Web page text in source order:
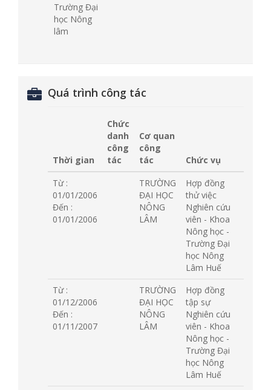
Trường Đại
học Nông
lâm
Quá trình công tác
Thời gian
Chức
danh
công
tác
Cơ quan
công
tác
Chức vụ
Từ :
01/01/2006
Đến :
01/01/2006
TRƯỜNG
ĐẠI HỌC
NÔNG
LÂM
Hợp đồng
thử việc
Nghiên cứu
viên - Khoa
Nông học -
Trường Đại
học Nông
Lâm Huế
Từ :
01/12/2006
Đến :
01/11/2007
TRƯỜNG
ĐẠI HỌC
NÔNG
LÂM
Hợp đồng
tập sự
Nghiên cứu
viên - Khoa
Nông học -
Trường Đại
học Nông
Lâm Huế